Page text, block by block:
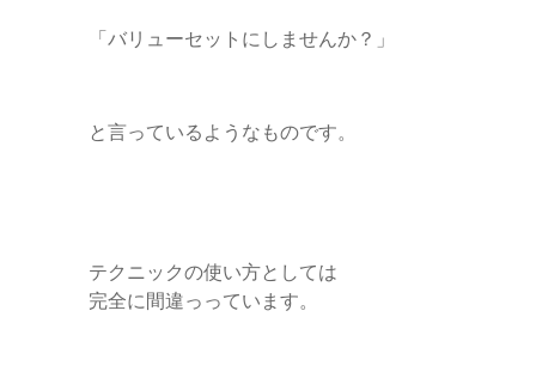
「バリューセットにしませんか？」
と言っているようなものです。
テクニックの使い方としては
完全に間違っっています。